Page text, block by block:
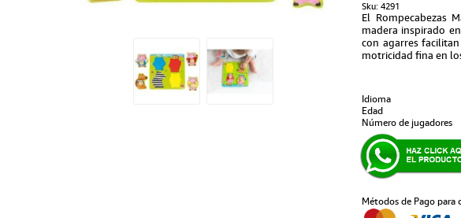
Sku: 4291
El Rompecabezas
madera inspirado
con agarres
motricidad fina en
Idioma
Edad
Número de jugadores
Métodos de Pago para